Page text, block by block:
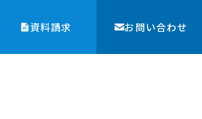
資料請求 お問い合わせ